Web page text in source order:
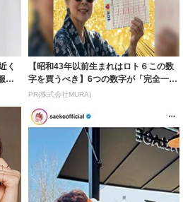
く
が
【昭和43年以前生まれはロト６この数
字を買うべき】6つの数字が「完全一
致」する方...
PR(株式会社MURA)